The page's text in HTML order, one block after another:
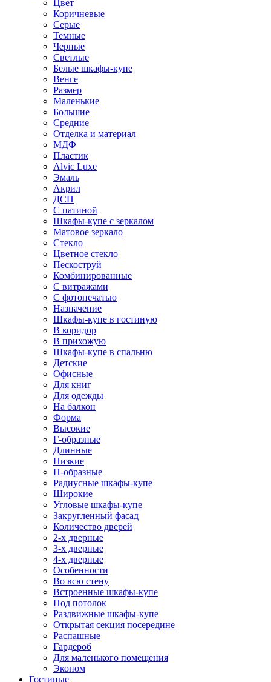
Цвет
Коричневые
Серые
Темные
Черные
Светлые
Белые шкафы-купе
Венге
Размер
Маленькие
Большие
Средние
Отделка и материал
МДФ
Пластик
Alvic Luxe
Эмаль
Акрил
ДСП
С патиной
Шкафы-купе с зеркалом
Матовое зеркало
Стекло
Цветное стекло
Пескоструй
Комбинированные
С витражами
С фотопечатью
Назначение
Шкафы-купе в гостиную
В коридор
В прихожую
Шкафы-купе в спальню
Детские
Офисные
Для книг
Для одежды
На балкон
Форма
Высокие
Г-образные
Длинные
Низкие
П-образные
Радиусные шкафы-купе
Широкие
Угловые шкафы-купе
Закругленный фасад
Количество дверей
2-х дверные
3-х дверные
4-х дверные
Особенности
Во всю стену
Встроенные шкафы-купе
Под потолок
Раздвижные шкафы-купе
Открытая секция посередине
Распашные
Гардероб
Для маленького помещения
Эконом
Гостиные